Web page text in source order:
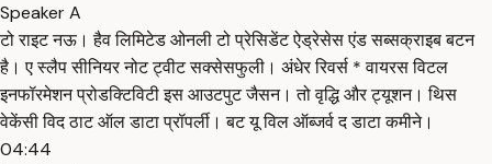
Speaker A
टो राइट नऊ। हैव लिमिटेड ओनली टो प्रेसिडेंट ऐड्रेसेस एंड सब्सक्राइब बटन
है। ए स्लैप सीनियर नोट ट्वीट सक्सेसफुली। अंधेर रिवर्स * वायरस विटल
इनफॉरमेशन प्रोडक्टिविटी इस आउटपुट जैसन। तो वृद्धि और ट्यूशन। थिस
वेकेंसी विद ठाट ऑल डाटा प्रॉपर्ली। बट यू विल ऑब्जर्व द डाटा कमीने।
04:44